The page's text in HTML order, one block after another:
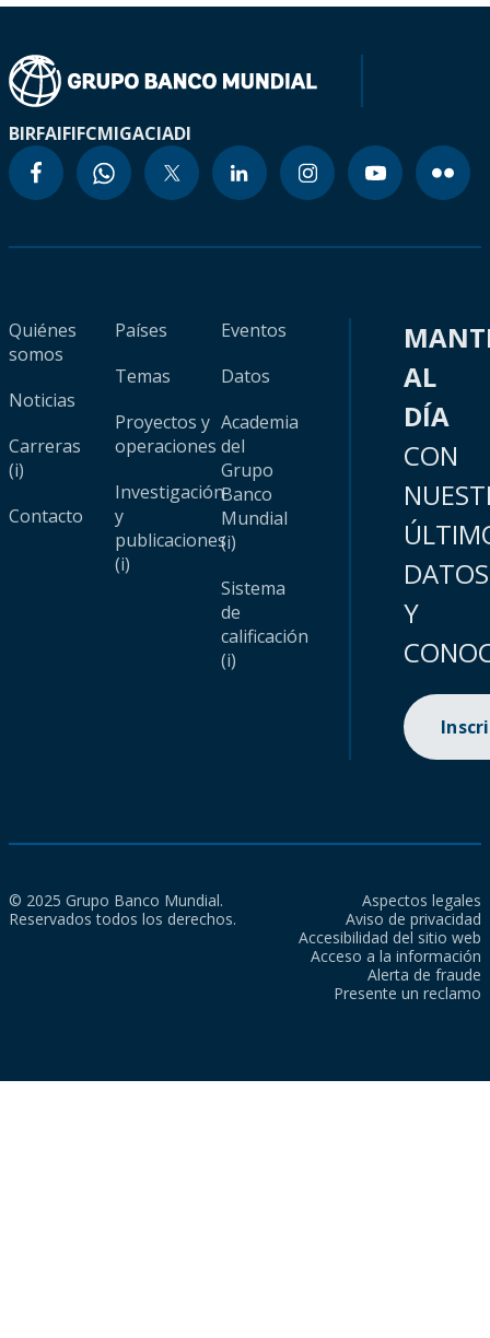
BIRFAIFIFCMIGACIADI
Quiénes
somos
Noticias
Carreras
(i)
Contacto
Países
Temas
Proyectos y
operaciones
Investigación
y
publicaciones
(i)
Eventos
Datos
Academia
del
Grupo
Banco
Mundial
(i)
Sistema
de
calificación
(i)
AL
DÍA
CON
DATOS
Y
© 2025 Grupo Banco Mundial.
Reservados todos los derechos.
Aspectos legales
Aviso de privacidad
Accesibilidad del sitio web
Acceso a la información
Alerta de fraude
Presente un reclamo